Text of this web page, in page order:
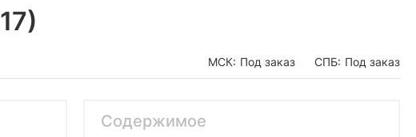
МСК: Под заказ СПБ: Под заказ
Содержимое